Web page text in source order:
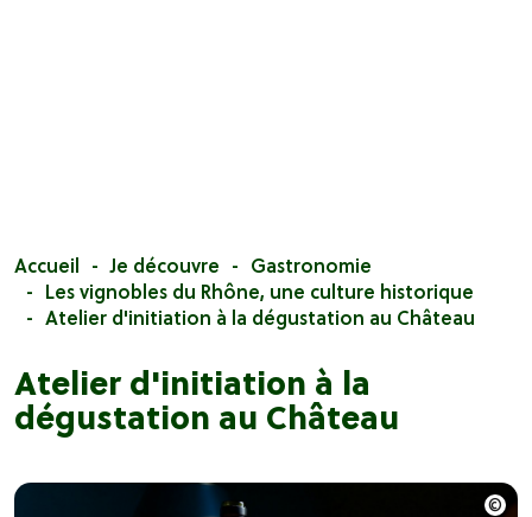
Accueil Je découvre
Gastronomie
Les vignobles du Rhône, une culture historique
Atelier d'initiation à la dégustation au Château
Atelier d'initiation à la
dégustation au Château